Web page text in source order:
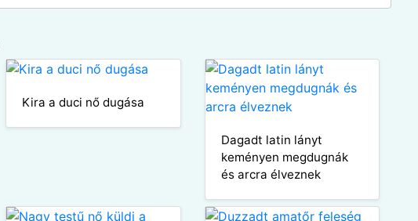
Kira a duci nő dugása
Dagadt latin lányt
keményen megdugnák
és arcra élveznek